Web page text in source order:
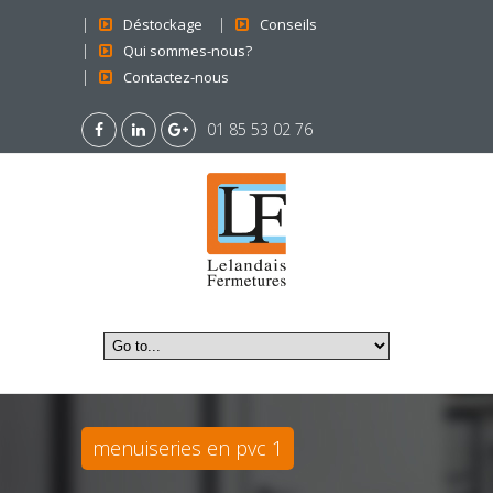
Déstockage
Conseils
Qui sommes-nous?
Contactez-nous
01 85 53 02 76
menuiseries en pvc 1